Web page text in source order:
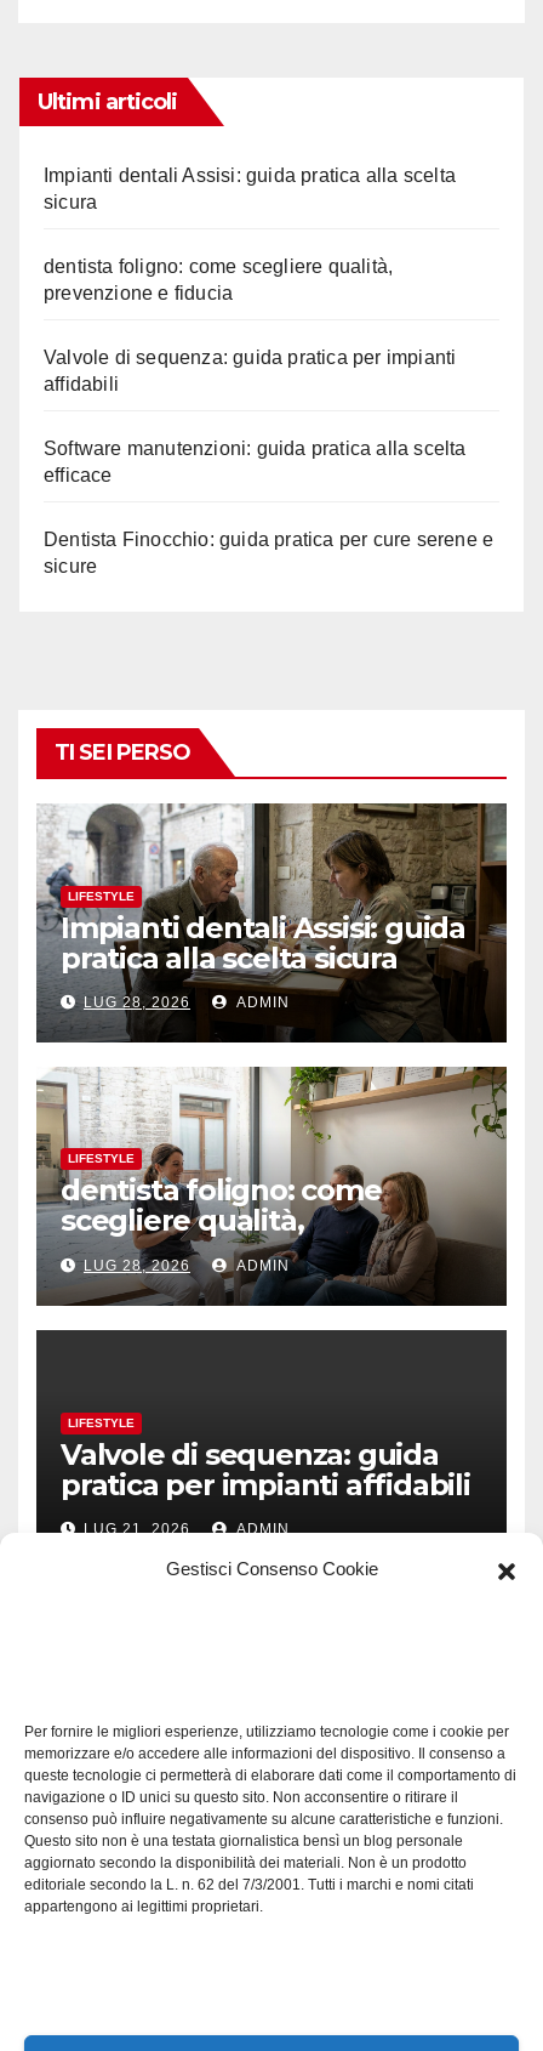
Gestisci Consenso Cookie
Per fornire le migliori esperienze, utilizziamo tecnologie come i cookie per
memorizzare e/o accedere alle informazioni del dispositivo. Il consenso a
queste tecnologie ci permetterà di elaborare dati come il comportamento di
navigazione o ID unici su questo sito. Non acconsentire o ritirare il
consenso può influire negativamente su alcune caratteristiche e funzioni.
Questo sito non è una testata giornalistica bensì un blog personale
aggiornato secondo la disponibilità dei materiali. Non è un prodotto
editoriale secondo la L. n. 62 del 7/3/2001. Tutti i marchi e nomi citati
appartengono ai legittimi proprietari.
Ultimi articoli
Impianti dentali Assisi: guida pratica alla scelta
sicura
dentista foligno: come scegliere qualità,
prevenzione e fiducia
Valvole di sequenza: guida pratica per impianti
affidabili
Software manutenzioni: guida pratica alla scelta
efficace
Dentista Finocchio: guida pratica per cure serene e
sicure
TI SEI PERSO
LIFESTYLE
Impianti dentali Assisi: guida
pratica alla scelta sicura
LUG 28, 2026 ADMIN
LIFESTYLE
dentista foligno: come
scegliere qualità,
prevenzione e fiducia
LUG 28, 2026 ADMIN
LIFESTYLE
Valvole di sequenza: guida
pratica per impianti affidabili
LUG 21, 2026 ADMIN
guida pratica alla scelta
efficace
LUG 17, 2026 ADMIN
Axeleroacademy.it